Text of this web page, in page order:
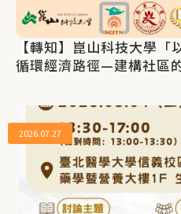
【轉知】崑山科技大學
循環經濟路徑—建構社區
2026.07.27